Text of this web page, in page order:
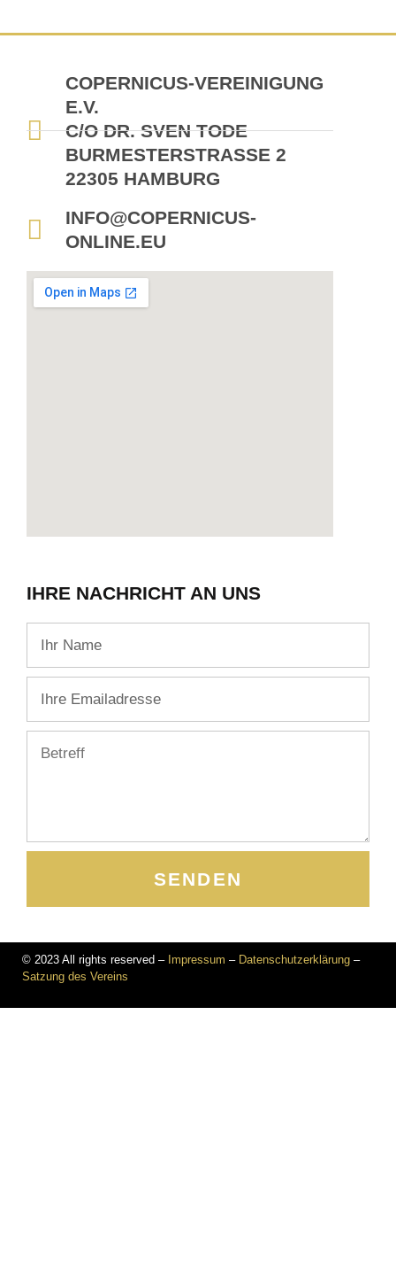
COPERNICUS-VEREINIGUNG
E.V.
C/O DR. SVEN TODE
BURMESTERSTRASSE 2
22305 HAMBURG
INFO@COPERNICUS-
ONLINE.EU
IHRE NACHRICHT AN UNS
SENDEN
© 2023 All rights reserved – Impressum – Datenschutzerklärung –
Satzung des Vereins